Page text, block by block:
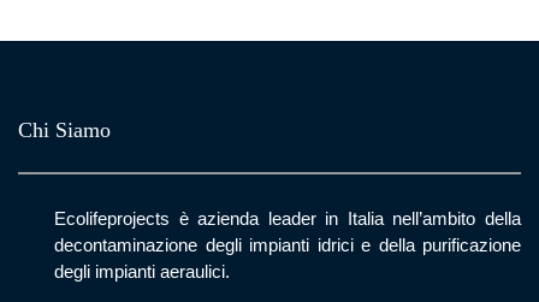
Chi Siamo
Ecolifeprojects è azienda leader in Italia nell’ambito della
decontaminazione degli impianti idrici e della purificazione
degli impianti aeraulici.